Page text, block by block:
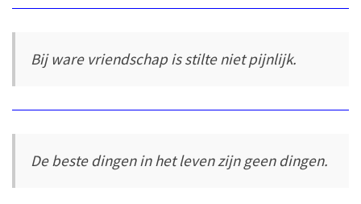
Bij ware vriendschap is stilte niet pijnlijk.
De beste dingen in het leven zijn geen dingen.